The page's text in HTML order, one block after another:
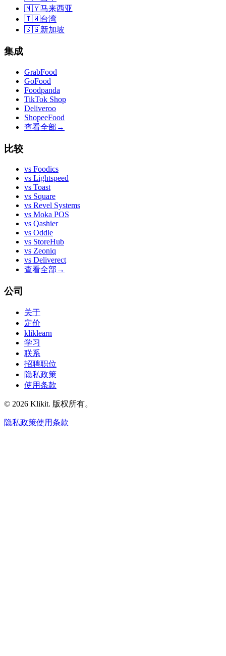
🇲🇾马来西亚
🇹🇼台湾
🇸🇬新加坡
集成
GrabFood
GoFood
Foodpanda
TikTok Shop
Deliveroo
ShopeeFood
查看全部 →
比较
vs Foodics
vs Lightspeed
vs Toast
vs Square
vs Revel Systems
vs Moka POS
vs Qashier
vs Oddle
vs StoreHub
vs Zeoniq
vs Deliverect
查看全部 →
公司
关于
定价
kliklearn
学习
联系
招聘职位
隐私政策
使用条款
© 2026 Klikit. 版权所有。
隐私政策使用条款